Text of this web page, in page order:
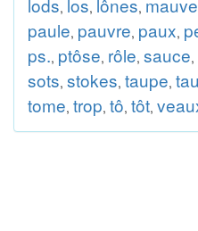
lods, los, lônes, mauve
paule, pauvre, paux,
ps., ptôse, rôle, sauce,
sots, stokes, taupe,
tome, trop, tô, tôt,